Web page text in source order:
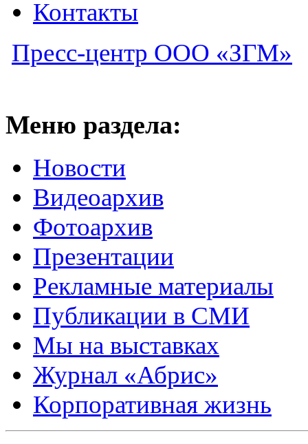
Контакты
Пресс-центр ООО «ЗГМ»
Меню раздела:
Новости
Видеоархив
Фотоархив
Презентации
Рекламные материалы
Публикации в СМИ
Мы на выставках
Журнал «Абрис»
Корпоративная жизнь